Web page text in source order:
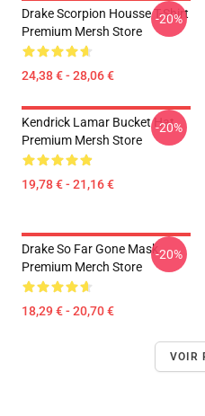
Drake Scorpion Housse T-Shirt
Premium Mersh Store
24,38 € - 28,06 €
-20%
Kendrick Lamar Bucket Hat
Premium Mersh Store
19,78 € - 21,16 €
-20%
Drake So Far Gone Mask
Premium Merch Store
18,29 € - 20,70 €
-20%
VOIR